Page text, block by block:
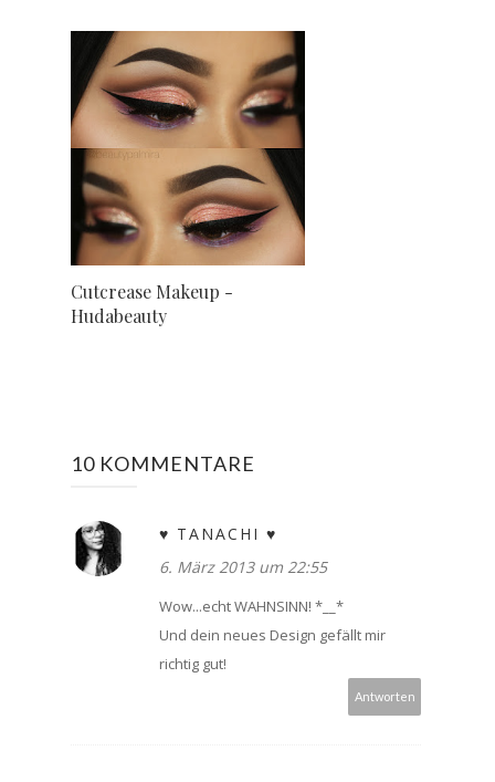
Cutcrease Makeup -
Hudabeauty
10 KOMMENTARE
♥ TANACHI ♥
6. März 2013 um 22:55
Wow...echt WAHNSINN! *__*
Und dein neues Design gefällt mir
richtig gut!
Antworten